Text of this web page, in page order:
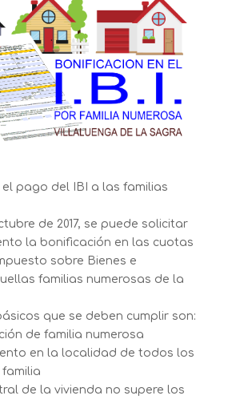
el pago del IBI a las familias
de 2017, se puede solicitar
la bonificación en las cuotas
sobre Bienes e
familias numerosas de la
que se deben cumplir son:
de familia numerosa
en la localidad de todos los
de la vivienda no supere los